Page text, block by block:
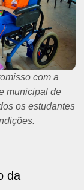
com a
municipal de
os estudantes
da